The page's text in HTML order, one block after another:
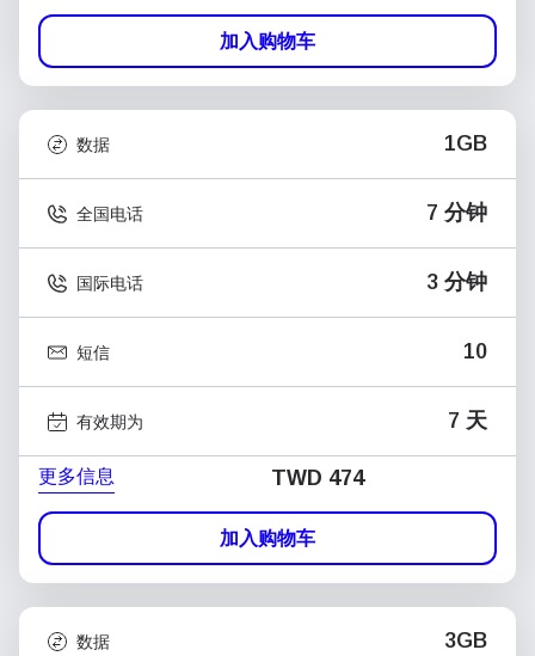
加入购物车
数据 1GB
全国电话 7 分钟
国际电话 3 分钟
短信 10
有效期为 7 天
更多信息 TWD 474
加入购物车
数据 3GB